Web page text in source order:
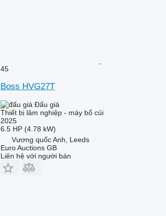
45
Boss HVG27T
Đấu giá
Thiết bị lâm nghiệp - máy bổ củi
2025
6.5 HP (4.78 kW)
Vương quốc Anh, Leeds
Euro Auctions GB
Liên hệ với người bán